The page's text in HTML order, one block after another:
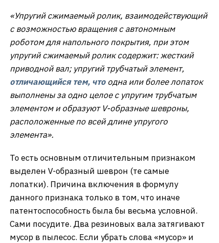
«Упругий сжимаемый ролик, взаимодействующий
с возможностью вращения с автономным
роботом для напольного покрытия, при этом
упругий сжимаемый ролик содержит:жесткий
приводной вал; упругий трубчатый элемент,
отличающийся тем, чтоодна или более лопаток
выполнены за одно целое с упругим трубчатым
элементом и образуют V-образные шевроны,
расположенные по всей длине упругого
элемента».
То есть основным отличительным признаком
выделен V-образный шеврон (те самые
лопатки). Причина включения в формулу
данного признака только в том, что иначе
патентоспособность была бы весьма условной.
Сами посудите. Два резиновых вала затягивают
мусор в пылесос. Если убрать слова «мусор» и